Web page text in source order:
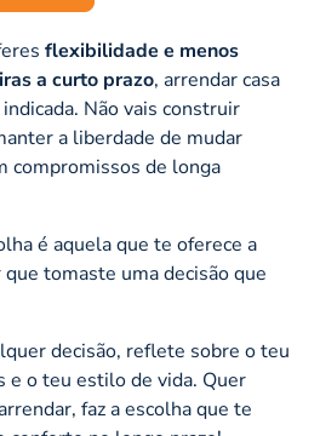
flexibilidade e menos
a curto prazo, arrendar casa
Não vais construir
a liberdade de mudar
compromissos de longa
é aquela que te oferece a
tomaste uma decisão que
decisão, reflete sobre o teu
e o teu estilo de vida. Quer
faz a escolha que te